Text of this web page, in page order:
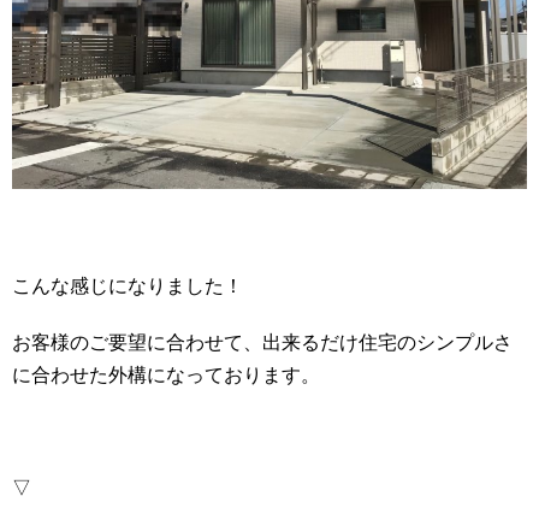
こんな感じになりました！
お客様のご要望に合わせて、出来るだけ住宅のシンプルさ
に合わせた外構になっております。
▽